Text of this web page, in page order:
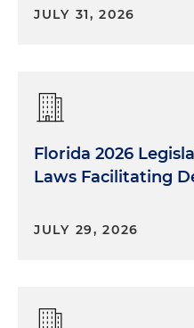
JULY 31, 2026
Florida 2026
Laws Facilitating
JULY 29, 2026